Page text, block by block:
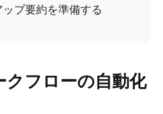
プ要約を準備する
クフローの自動化